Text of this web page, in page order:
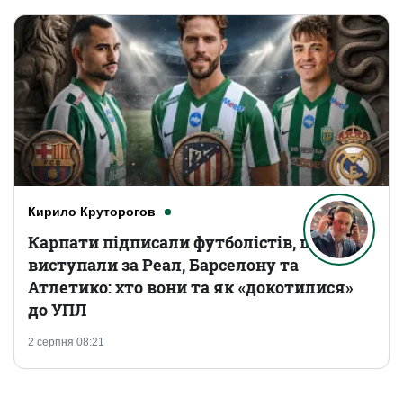
Кирило Круторогов
2 серпня 08:21
Карпати підписали футболістів, що
виступали за Реал, Барселону та
Атлетико: хто вони та як «докотилися»
до УПЛ